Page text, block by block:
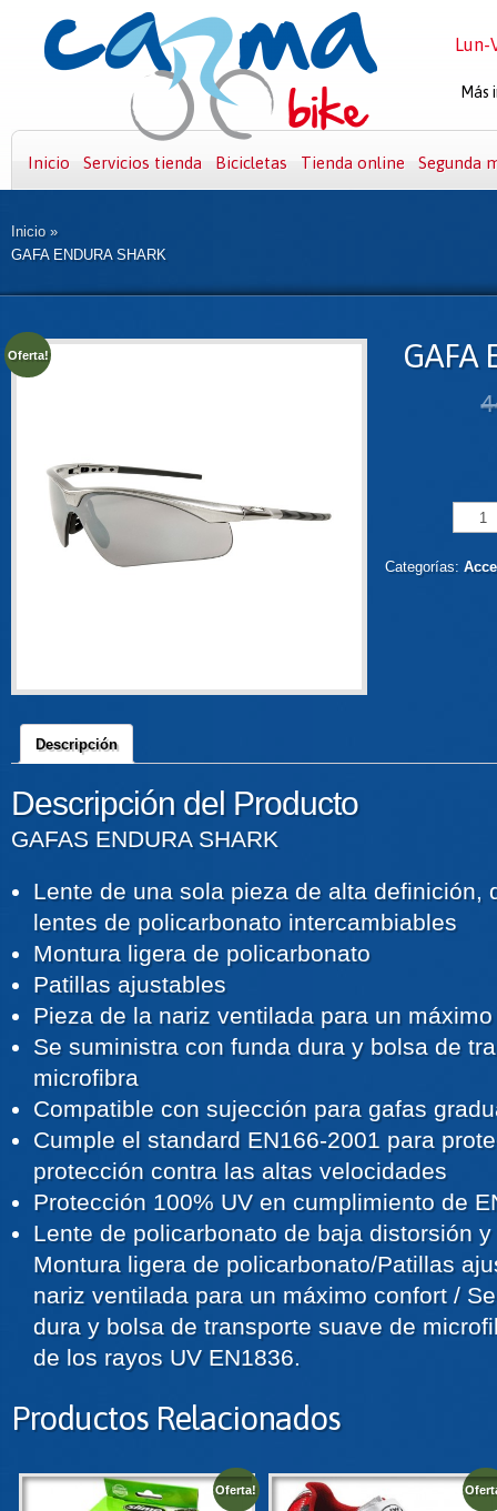
Inicio Servicios tienda Bicicletas Tienda online Segunda
Inicio »
GAFA ENDURA SHARK
Oferta! GAFA
Categorías:
Descripción
Descripción del Producto
GAFAS ENDURA SHARK
Lente de una sola pieza de alta definición,
lentes de policarbonato intercambiables
Montura ligera de policarbonato
Patillas ajustables
Pieza de la nariz ventilada para un
Se suministra con funda dura y bolsa de
microfibra
Compatible con sujección para gafas
Cumple el standard EN166-2001 para
protección contra las altas velocidades
Protección 100% UV en cumplimiento de
Lente de policarbonato de baja distorsión
Montura ligera de policarbonato/Patillas
nariz ventilada para un máximo confort /
dura y bolsa de transporte suave de
de los rayos UV EN1836.
Productos Relacionados
Oferta!
Lun-
Más